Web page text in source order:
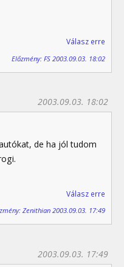
Válasz erre
Előzmény: FS 2003.09.03. 18:02
2003.09.03. 18:02
de ha jól tudom
Válasz erre
Zenithian 2003.09.03. 17:49
2003.09.03. 17:49